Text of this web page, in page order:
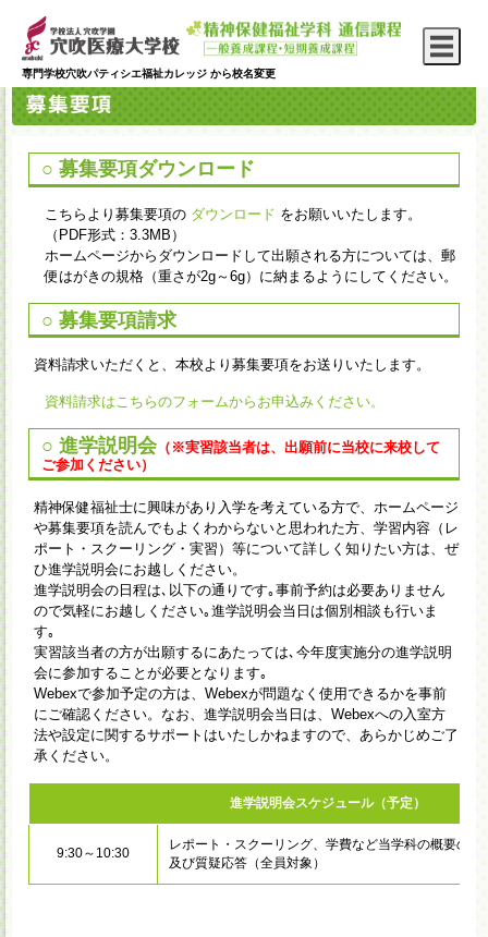
専門学校穴吹パティシエ福祉カレッジ から校名変更
○ 募集要項ダウンロード
こちらより募集要項の ダウンロード をお願いいたします。
（PDF形式：3.3MB）
ホームページからダウンロードして出願される方については、郵
便はがきの規格（重さが2g～6g）に納まるようにしてください。
○ 募集要項請求
資料請求いただくと、本校より募集要項をお送りいたします。
資料請求はこちらのフォームからお申込みください。
○ 進学説明会（※実習該当者は、出願前に当校に来校して
ご参加ください）
精神保健福祉士に興味があり入学を考えている方で、ホームページ
や募集要項を読んでもよくわからないと思われた方、学習内容（レ
ポート・スクーリング・実習）等について詳しく知りたい方は、ぜ
ひ進学説明会にお越しください。
進学説明会の日程は､以下の通りです｡事前予約は必要ありません
ので気軽にお越しください｡進学説明会当日は個別相談も行いま
す｡
実習該当者の方が出願するにあたっては､今年度実施分の進学説明
会に参加することが必要となります｡
Webexで参加予定の方は、Webexが問題なく使用できるかを事前
にご確認ください。なお、進学説明会当日は、Webexへの入室方
法や設定に関するサポートはいたしかねますので、あらかじめご了
承ください。
進学説明会スケジュール（予定）
9:30～10:30
レポート・スクーリング、学費など当学科の概要の説
及び質疑応答（全員対象）